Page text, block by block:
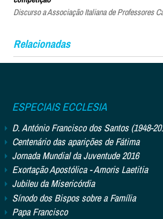
Discurso a Associação Italiana de Professores
Relacionadas
ESPECIAIS ECCLESIA
D. António Francisco dos Santos (1948-
Centenário das aparições de Fátima
Jornada Mundial da Juventude 2016
Exortação Apostólica - Amoris Laetitia
Jubileu da Misericórdia
Sínodo dos Bispos sobre a Família
Papa Francisco